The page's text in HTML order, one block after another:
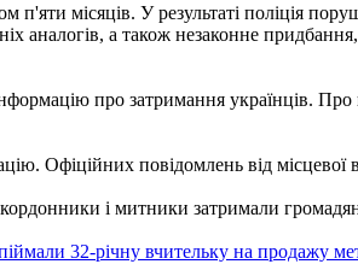
місяців. У результаті поліція
аналогів, а також незаконне
про затримання українців. Про
Офіційних повідомлень від
і митники затримали
32-річну вчительку на продажу